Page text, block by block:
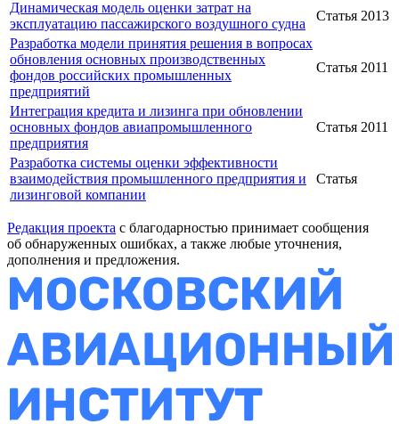
Динамическая модель оценки затрат на
эксплуатацию пассажирского воздушного судна
Статья 2013
Разработка модели принятия решения в вопросах
обновления основных производственных
фондов российских промышленных
предприятий
Статья 2011
Интеграция кредита и лизинга при обновлении
основных фондов авиапромышленного
предприятия
Статья 2011
Разработка системы оценки эффективности
взаимодействия промышленного предприятия и
лизинговой компании
Статья
Редакция проекта с благодарностью принимает сообщения
об обнаруженных ошибках, а также любые уточнения,
дополнения и предложения.